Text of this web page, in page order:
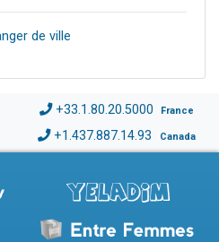
de ville
+33.1.80.20.5000 France
+1.437.887.14.93 Canada